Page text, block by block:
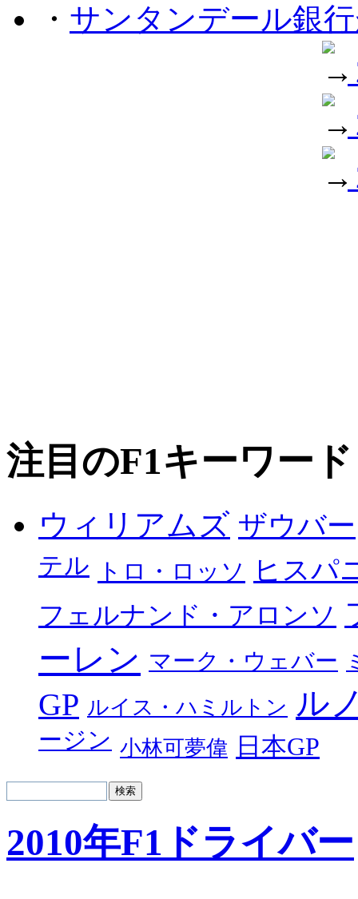
・ サンタンデール銀
注目のF1キーワード
ウィリアムズ ザウバー
テル トロ・ロッソ ヒスパ
フェルナンド・アロンソ
ーレン マーク・ウェバー
GP ルイス・ハミルトン ル
ージン 小林可夢偉 日本GP
2010年F1ドライバー